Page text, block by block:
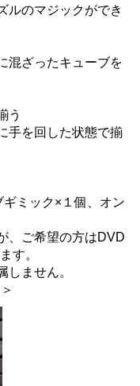
ルのマジックができ
混ざったキューブを
う
手を回した状態で揃
ミック×１個、オン
、ご希望の方はDVD
す。
ません。